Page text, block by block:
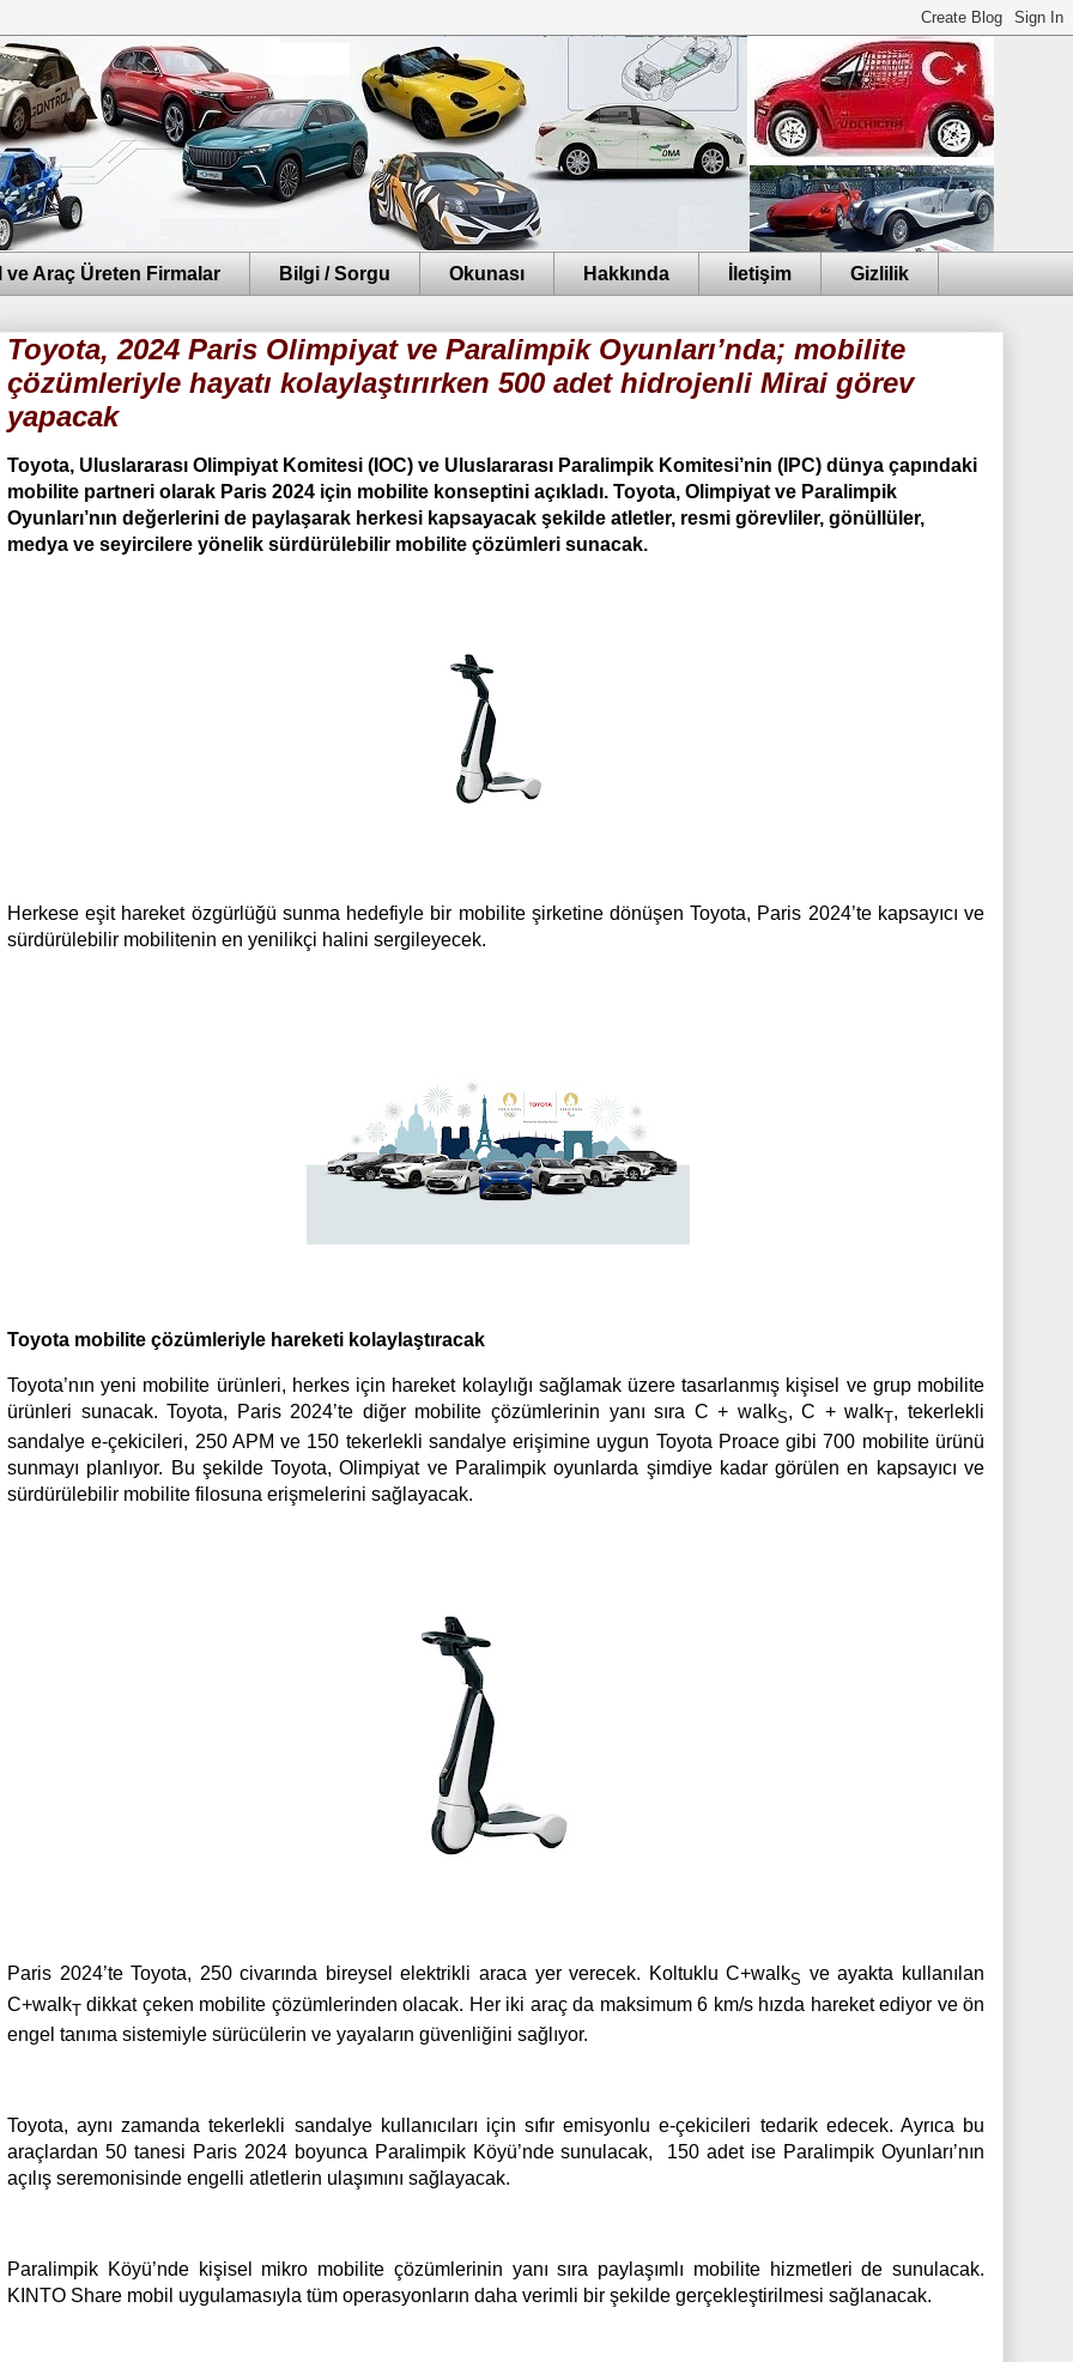
Araç Üreten Firmalar Bilgi / Sorgu Okunası Hakkında İletişim Gizlilik
Toyota, 2024 Paris Olimpiyat ve Paralimpik Oyunları’nda; mobilite
çözümleriyle hayatı kolaylaştırırken 500 adet hidrojenli Mirai görev
yapacak
Toyota, Uluslararası Olimpiyat Komitesi (IOC) ve Uluslararası Paralimpik Komitesi’nin (IPC) dünya çapındaki
mobilite partneri olarak Paris 2024 için mobilite konseptini açıkladı. Toyota, Olimpiyat ve Paralimpik
Oyunları’nın değerlerini de paylaşarak herkesi kapsayacak şekilde atletler, resmi görevliler, gönüllüler,
medya ve seyircilere yönelik sürdürülebilir mobilite çözümleri sunacak.
Herkese eşit hareket özgürlüğü sunma hedefiyle bir mobilite şirketine dönüşen Toyota, Paris 2024’te kapsayıcı ve
sürdürülebilir mobilitenin en yenilikçi halini sergileyecek.
Toyota mobilite çözümleriyle hareketi kolaylaştıracak
Toyota’nın yeni mobilite ürünleri, herkes için hareket kolaylığı sağlamak üzere tasarlanmış kişisel ve grup mobilite
ürünleri sunacak. Toyota, Paris 2024’te diğer mobilite çözümlerinin yanı sıra C + walkS, C + walkT, tekerlekli
sandalye e-çekicileri, 250 APM ve 150 tekerlekli sandalye erişimine uygun Toyota Proace gibi 700 mobilite ürünü
sunmayı planlıyor. Bu şekilde Toyota, Olimpiyat ve Paralimpik oyunlarda şimdiye kadar görülen en kapsayıcı ve
sürdürülebilir mobilite filosuna erişmelerini sağlayacak.
Paris 2024’te Toyota, 250 civarında bireysel elektrikli araca yer verecek. Koltuklu C+walkS ve ayakta kullanılan
C+walkT dikkat çeken mobilite çözümlerinden olacak. Her iki araç da maksimum 6 km/s hızda hareket ediyor ve ön
engel tanıma sistemiyle sürücülerin ve yayaların güvenliğini sağlıyor.
Toyota, aynı zamanda tekerlekli sandalye kullanıcıları için sıfır emisyonlu e-çekicileri tedarik edecek. Ayrıca bu
araçlardan 50 tanesi Paris 2024 boyunca Paralimpik Köyü’nde sunulacak, 150 adet ise Paralimpik Oyunları’nın
açılış seremonisinde engelli atletlerin ulaşımını sağlayacak.
Paralimpik Köyü’nde kişisel mikro mobilite çözümlerinin yanı sıra paylaşımlı mobilite hizmetleri de sunulacak.
KINTO Share mobil uygulamasıyla tüm operasyonların daha verimli bir şekilde gerçekleştirilmesi sağlanacak.